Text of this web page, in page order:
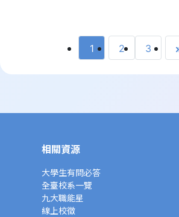
1 2 3
相關資源
大學生有問必答
全臺校系一覽
九大職能星
線上校徵